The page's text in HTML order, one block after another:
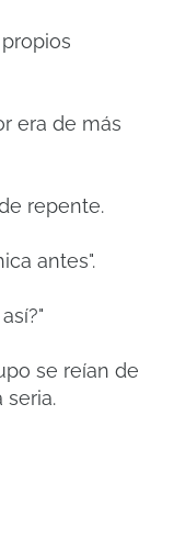
era de más
repente.
antes".
se reían de
seria.